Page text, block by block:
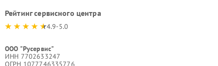
Рейтинг сервисного центра
4.9-5.0
ООО "Русервис"
ИНН 7702633247
ОГРН 1077746335776